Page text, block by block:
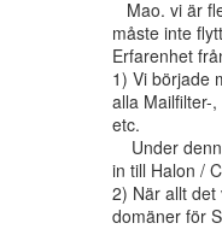
måste inte
Erfarenhet
1) Vi började
alla Mailfilter-
etc.
in till Halon /
2) När allt det
domäner för